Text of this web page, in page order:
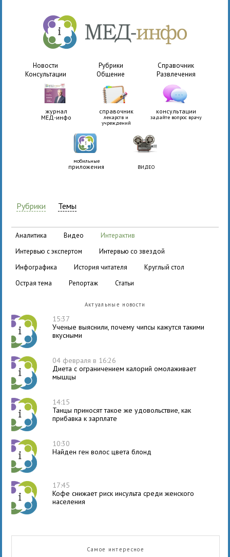
Новости Рубрики
Справочник
Консультации
Общение Развлечения
журнал
МЕД-инфо
справочник
лекарств и
учреждений
консультации
задайте вопрос врачу
мобильные
приложения ВИДЕО
Рубрики Темы
аналитика видео
интерактив
интервью с экспертом
интервью со звездой
инфографика
история читателя
круглый стол
острая тема
репортаж статьи
Актуальные новости
15:37
Ученые выяснили, почему чипсы кажутся такими
вкусными
04 февраля в 16:26
Диета с ограничением калорий омолаживает
мышцы
14:15
Танцы приносят такое же удовольствие, как
прибавка к зарплате
10:30
Найден ген волос цвета блонд
17:45
Кофе снижает риск инсульта среди женского
населения
Самое интересное